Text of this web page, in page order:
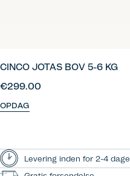
CINCO JOTAS BOV 5-6 KG
€299.00
OPDAG
Levering inden for 2-4 dage